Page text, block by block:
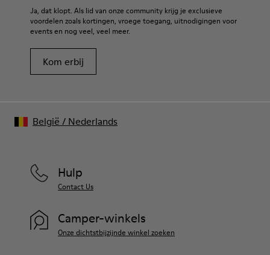
Ja, dat klopt. Als lid van onze community krijg je exclusieve
voordelen zoals kortingen, vroege toegang, uitnodigingen voor
events en nog veel, veel meer.
Kom erbij
Hulp
Contact Us
Camper-winkels
Onze dichtstbijzijnde winkel zoeken
België / Nederlands